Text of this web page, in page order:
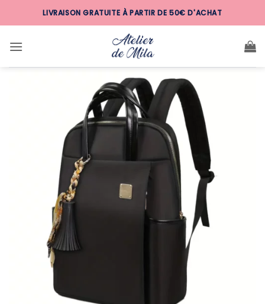
LIVRAISON GRATUITE À PARTIR DE 50€ D'ACHAT